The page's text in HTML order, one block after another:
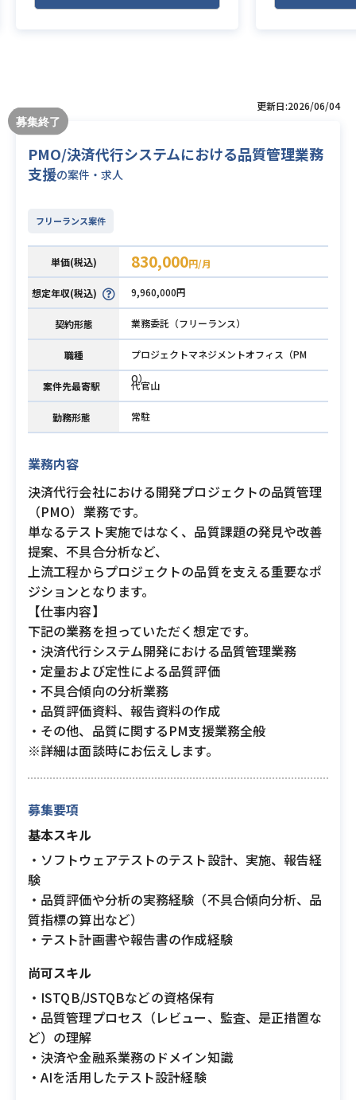
更新日:2026/06/04
PMO/決済代行システムにおける品質管理業務
支援の案件・求人
フリーランス案件
単価(税込) 830,000円/月
想定年収(税込) 9,960,000円
契約形態 業務委託（フリーランス）
職種
プロジェクトマネジメントオフィス（PM
O）
案件先最寄駅 代官山
勤務形態 常駐
業務内容
決済代行会社における開発プロジェクトの品質管理
（PMO）業務です。
単なるテスト実施ではなく、品質課題の発見や改善
提案、不具合分析など、
上流工程からプロジェクトの品質を支える重要なポ
ジションとなります。
【仕事内容】
下記の業務を担っていただく想定です。
・決済代行システム開発における品質管理業務
・定量および定性による品質評価
・不具合傾向の分析業務
・品質評価資料、報告資料の作成
・その他、品質に関するPM支援業務全般
※詳細は面談時にお伝えします。
募集要項
基本スキル
・ソフトウェアテストのテスト設計、実施、報告経
験
・品質評価や分析の実務経験（不具合傾向分析、品
質指標の算出など）
・テスト計画書や報告書の作成経験
尚可スキル
・ISTQB/JSTQBなどの資格保有
・品質管理プロセス（レビュー、監査、是正措置な
ど）の理解
・決済や金融系業務のドメイン知識
・AIを活用したテスト設計経験